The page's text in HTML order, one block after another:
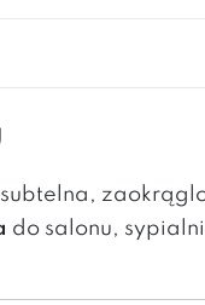
do salonu,